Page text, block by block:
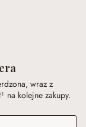
wraz z
na kolejne zakupy.